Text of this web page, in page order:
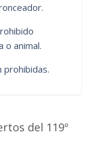
o animal.
prohibidas.
del 119º